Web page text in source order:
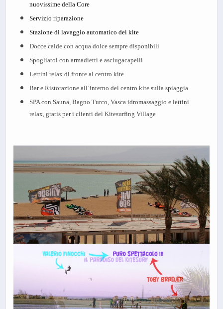
nuovissime della Core
Servizio riparazione
Stazione di lavaggio automatico dei kite
Docce calde con acqua dolce sempre disponibili
Spogliatoi con armadietti e asciugacapelli
Lettini relax di fronte al centro kite
Bar e Ristorazione all’interno del centro kite sulla spiaggia
SPA con Sauna, Bagno Turco, Vasca idromassaggio e lettini
relax, gratis per i clienti del Kitesurfing Village